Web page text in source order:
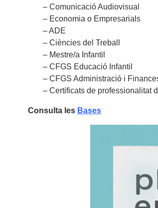
– Comunicació Audiovisual
– Economia o Empresarials
– ADE
– Ciències del Treball
– Mestre/a Infantil
– CFGS Educació Infantil
– CFGS Administració i
– Certificats de professionalitat
Consulta les Bases